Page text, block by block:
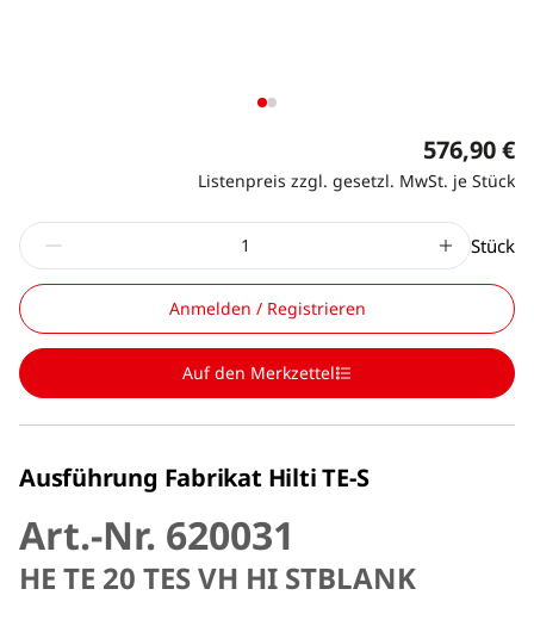
576,90 €
Listenpreis zzgl. gesetzl. MwSt. je Stück
Stück
Anmelden / Registrieren
Auf den Merkzettel
Ausführung Fabrikat Hilti TE-S
Art.-Nr. 620031
HE TE 20 TES VH HI STBLANK